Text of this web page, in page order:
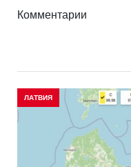
Комментарии
ЛАТВИЯ